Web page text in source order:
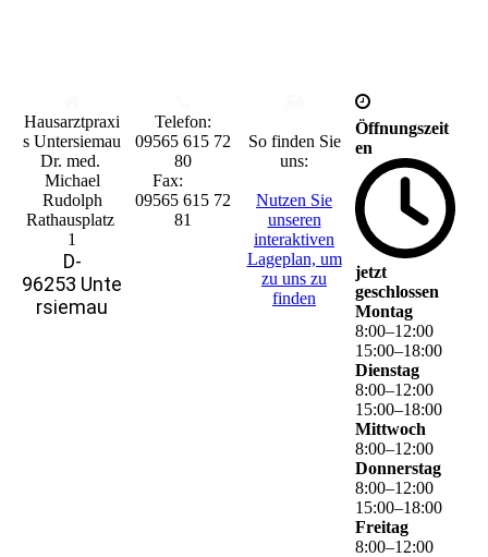
Hausarztpraxi
s Untersiemau
Dr. med.
Michael
Rudolph
Rathausplatz
1
D-
96253 Unte
rsiemau
Telefon:
09565 615 72
80
Fax:
09565 615 72
81
So finden Sie
uns:
Nutzen Sie
unseren
interaktiven
La­ge­plan, um
zu uns zu
finden
Öffnungszeit
en
jetzt
geschlossen
Montag
8:00–12:00
15:00–18:00
Dienstag
8:00–12:00
15:00–18:00
Mittwoch
8:00–12:00
Donnerstag
8:00–12:00
15:00–18:00
Freitag
8:00–12:00